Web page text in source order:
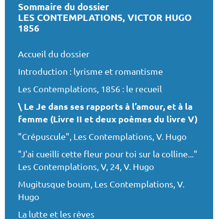
Sommaire du dossier
LES CONTEMPLATIONS, VICTOR HUGO
1856
Accueil du dossier
Introduction : lyrisme et romantisme
Les Contemplations, 1856 : le recueil
Le Je dans ses rapports à l’amour, et à la
femme (Livre II et deux poèmes du livre V)
"Crépuscule", Les Contemplations, V. Hugo
"J'ai cueilli cette fleur pour toi sur la colline..."
Les Contemplations, V, 24, V. Hugo
Mugitusque boum, Les Contemplations, V.
Hugo
La lutte et les rêves